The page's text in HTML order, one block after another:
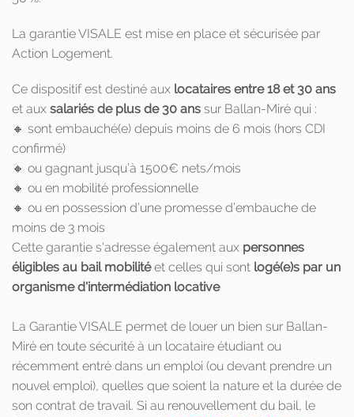
La garantie VISALE est mise en place et sécurisée par
Action Logement.
Ce dispositif est destiné aux locataires entre 18 et 30 ans
et aux salariés de plus de 30 ans sur Ballan-Miré qui :
🔸 sont embauché(e) depuis moins de 6 mois (hors CDI
confirmé)
🔸 ou gagnant jusqu’à 1500€ nets/mois
🔸 ou en mobilité professionnelle
🔸 ou en possession d’une promesse d’embauche de
moins de 3 mois
Cette garantie s'adresse également aux personnes
éligibles au bail mobilitéet celles qui sont logé(e)s par un
organisme d'intermédiation locative
La Garantie VISALE permet de louer un bien sur Ballan-
Miré en toute sécurité à un locataire étudiant ou
récemment entré dans un emploi (ou devant prendre un
nouvel emploi), quelles que soient la nature et la durée de
son contrat de travail. Si au renouvellement du bail, le